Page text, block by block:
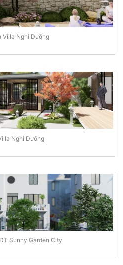
Villa Nghỉ Dưỡng
Nghỉ Dưỡng
Sunny Garden City